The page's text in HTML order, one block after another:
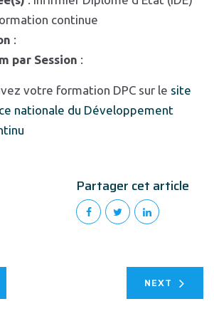
continue
:
par Session :
votre formation DPC sur le site
nationale du Développement
Partager cet article
NEXT